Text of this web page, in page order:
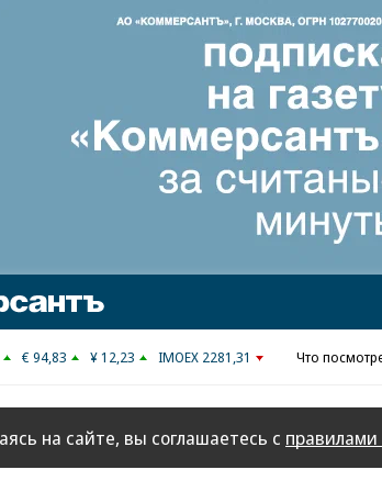
€ 94,83 ¥ 12,23 IMOEX 2281,31 Что
на сайте, вы соглашаетесь с правилами